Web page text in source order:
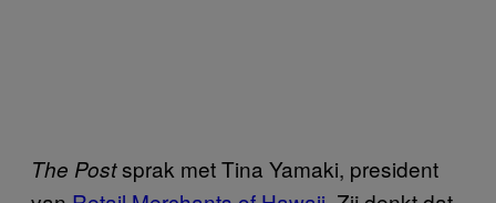
The Postsprak met Tina Yamaki, president